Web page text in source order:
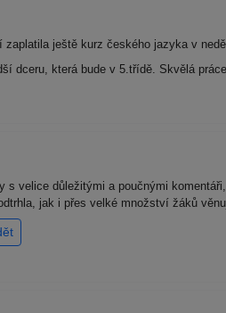
ještě kurz českého jazyka v
dceru, která bude v 5.třídě. Skvělá
velice důležitými a poučnými
jak i přes velké množství žáků